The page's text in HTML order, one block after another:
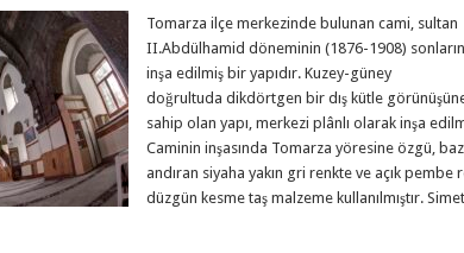
Tomarza ilçe merkezinde bulunan cami, sultan
II.Abdülhamid döneminin (1876-1908)
inşa edilmiş bir yapıdır. Kuzey-güney
doğrultuda dikdörtgen bir dış kütle
sahip olan yapı, merkezi plânlı olarak inşa
Caminin inşasında Tomarza yöresine özgü,
andıran siyaha yakın gri renkte ve açık pembe
düzgün kesme taş malzeme kullanılmıştır.